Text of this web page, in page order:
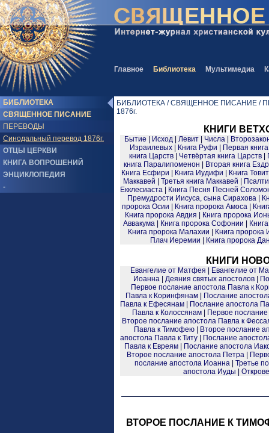
Главное Библиотека Мультимедиа
БИБЛИОТЕКА
СВЯЩЕННОЕ ПИСАНИЕ
ПЕРЕВОДЫ
Синодальный перевод 1876г.
ОТЦЫ ЦЕРКВИ
КНИГА ВОПРОШЕНИЙ
ЭНЦИКЛОПЕДИЯ
-
БИБЛИОТЕКА / СВЯЩЕННОЕ ПИСАНИЕ /
1876г.
КНИГИ
Бытие Исход Левит Числа
Израилевых
Книга Руфи
Первая
книга Царств| Четвёртая книга Царств|
книга Паралипоменон
Вторая книга
Книга Есфири
Книга Иудифи
Книга
Маккавей
Третья книга Маккавей
Екклесиаста
Книга Песня Песней
Премудрости Иисуса, сына Сирахова
пророка Осии
Книга пророка Амоса
Книга пророка Авдия
Книга пророка
Аввакума
Книга пророка Софонии
Книга пророка Малахии
Книга пророка
Плач Иеремии
Книга пророка
КНИГИ
Евангелие от Матфея
Евангелие от
Иоанна| Деяния святых апостолов|
Первое послание апостола Павла к
Павла к Коринфянам
Послание
Павла к Ефесянам
Послание апостола
Павла к Колоссянам
Первое
Второе послание апостола Павла к
Павла к Тимофею
Второе послание
апостола Павла к Титу
Послание
Павла к Евреям
Послание апостола
Второе послание апостола Петра
послание апостола Иоанна
Третье
апостола Иуды
ВТОРОЕ ПОСЛАНИЕ К